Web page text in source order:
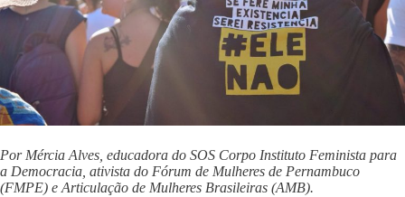
Por Mércia Alves, educadora do SOS Corpo Instituto Feminista para
a Democracia, ativista do Fórum de Mulheres de Pernambuco
(FMPE) e Articulação de Mulheres Brasileiras (AMB).